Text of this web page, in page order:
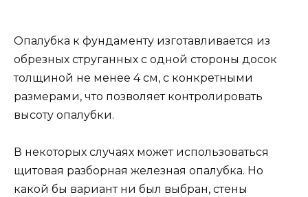
Опалубка к фундаменту изготавливается из
обрезных струганных с одной стороны досок
толщиной не менее 4 см, с конкретными
размерами, что позволяет контролировать
высоту опалубки.
В некоторых случаях может использоваться
щитовая разборная железная опалубка. Но
какой бы вариант ни был выбран, стены